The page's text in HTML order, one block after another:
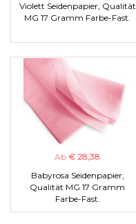
Violett Seidenpapier, Qualität
MG 17 Gramm Farbe-Fast.
Ab € 28,38
Babyrosa Seidenpapier,
Qualität MG 17 Gramm
Farbe-Fast.